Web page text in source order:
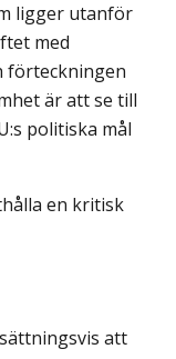
ligger utanför
med
förteckningen
är att se till
politiska mål
en kritisk
att